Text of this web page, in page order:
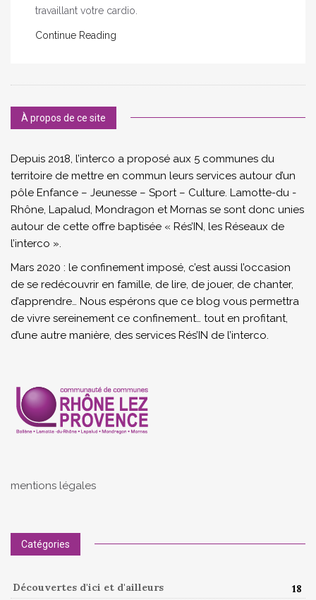
travaillant votre cardio.
Continue Reading
À propos de ce site
Depuis 2018, l’interco a proposé aux 5 communes du
territoire de mettre en commun leurs services autour d’un
pôle Enfance – Jeunesse – Sport – Culture. Lamotte-du -
Rhône, Lapalud, Mondragon et Mornas se sont donc unies
autour de cette offre baptisée « Rés’IN, les Réseaux de
l’interco ».
Mars 2020 : le confinement imposé, c’est aussi l’occasion
de se redécouvrir en famille, de lire, de jouer, de chanter,
d’apprendre… Nous espérons que ce blog vous permettra
de vivre sereinement ce confinement… tout en profitant,
d’une autre manière, des services Rés’IN de l’interco.
mentions légales
Catégories
Découvertes d'ici et d'ailleurs 18